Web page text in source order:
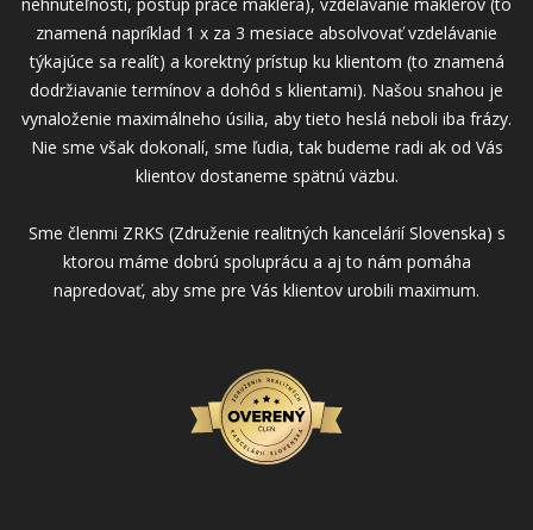
znamená napríklad 1 x za 3 mesiace absolvovať vzdelávanie
týkajúce sa realít) a korektný prístup ku klientom (to znamená
dodržiavanie termínov a dohôd s klientami). Našou snahou je
vynaloženie maximálneho úsilia, aby tieto heslá neboli iba frázy.
Nie sme však dokonalí, sme ľudia, tak budeme radi ak od Vás
klientov dostaneme spätnú väzbu.
Sme členmi ZRKS (Združenie realitných kancelárií Slovenska) s
ktorou máme dobrú spoluprácu a aj to nám pomáha
napredovať, aby sme pre Vás klientov urobili maximum.